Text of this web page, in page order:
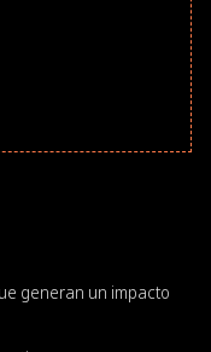
generan un impacto